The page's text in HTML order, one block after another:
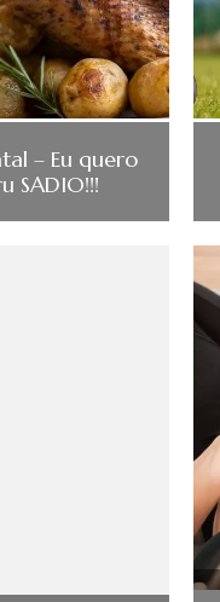
– Eu quero
SADIO!!!